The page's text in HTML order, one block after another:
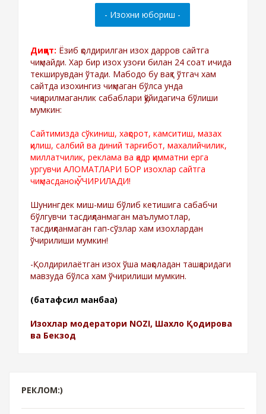
Диққат: Ёзиб қолдирилган изох дарров сайтга
чиқмайди. Хар бир изох узоғи билан 24 соат ичида
текширувдан ўтади. Мабодо бу вақт ўтгач хам
сайтда изохингиз чиқмаган бўлса унда
чиқарилмаганлик сабаблари қўйидагича бўлиши
мумкин:
Сайтимизда сўкиниш, хақорот, камситиш, мазах
қилиш, салбий ва диний тарғибот, махалийчилик,
миллатчилик, реклама ва қадр қимматни ерга
ургувчи АЛОМАТЛАРИ БОР изохлар сайтга
чиқмасданоқ ЎЧИРИЛАДИ!
Шунингдек миш-миш бўлиб кетишига сабабчи
бўлгувчи тасдиқланмаган маълумотлар,
тасдиқланмаган гап-сўзлар хам изохлардан
ўчирилиши мумкин!
-Қолдирилаётган изох ўша мақоладан ташқаридаги
мавзуда бўлса хам ўчирилиши мумкин.
(батафсил манбаа)
Изохлар модератори NOZI, Шахло Қодирова
ва Бекзод
РЕКЛОМ:)